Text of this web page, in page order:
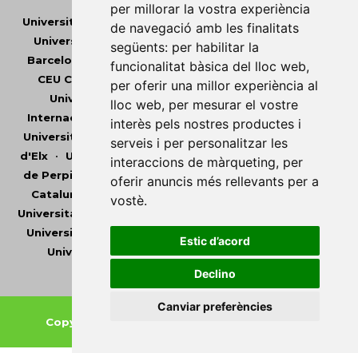
per millorar la vostra experiència
de navegació amb les finalitats
següents: per habilitar la
funcionalitat bàsica del lloc web,
per oferir una millor experiència al
lloc web, per mesurar el vostre
interès pels nostres productes i
serveis i per personalitzar les
interaccions de màrqueting, per
oferir anuncis més rellevants per a
vostè.
Estic d’acord
Declino
Canviar preferències
Universitat Abat Oliba CEU • Universitat d'Alacant
Universitat d'Andorra
Universitat Autònoma de
Barcelona
Universitat de Barcelona•
Universitat
CEU Cardenal Herrera
Universitat de Girona
•
Universitat de les Illes Balears
Universitat
Internacional de Catalunya
Universitat Jaume I
Universitat de Lleida•
Universitat Miguel Hernández
d'Elx• Universitat Oberta de Catalunya•
de Perpinyà Via Domitia
Universitat Politècnica de
Catalunya
Universitat Politècnica de València
Universitat Pompeu Fabra
Universitat Rovira i Virgili
Universitat de València
Universitat Central de Catalunya
Copyright © 2026